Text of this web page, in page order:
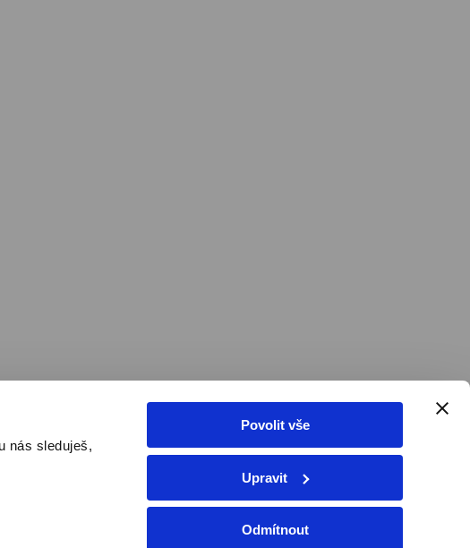
nás sleduješ,
Povolit vše
Upravit
Odmítnout